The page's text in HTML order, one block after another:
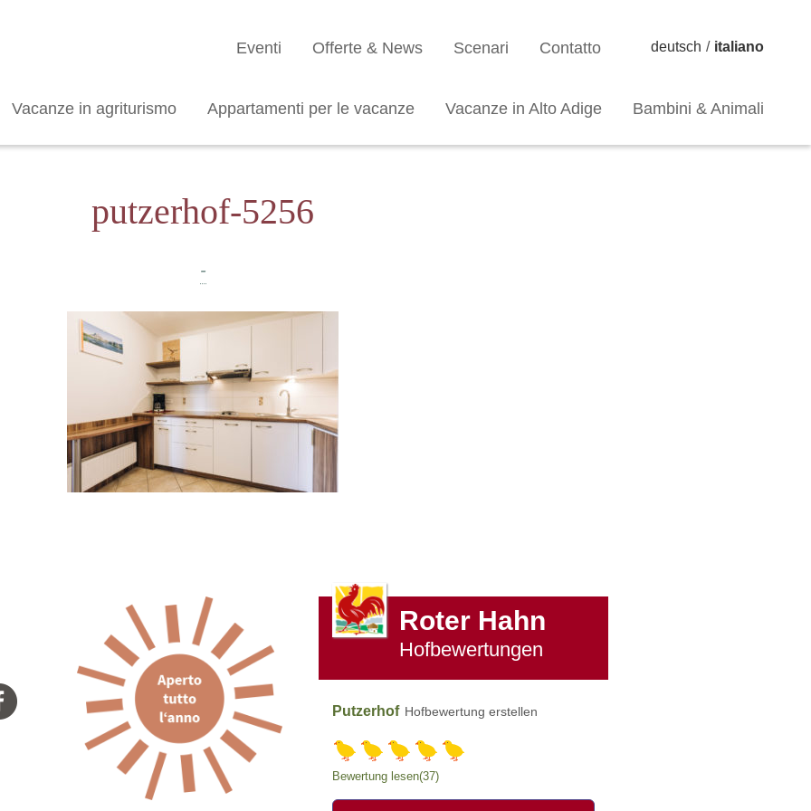
Eventi Offerte & News Scenari Contatto deutsch / italiano
Vacanze in agriturismo Appartamenti per le vacanze Vacanze in Alto Adige Bambini & Animali
putzerhof-5256
-
Roter Hahn
Hofbewertungen
Putzerhof Hofbewertung erstellen
Bewertung lesen(37)